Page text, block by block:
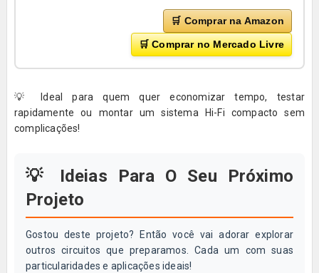
🛒 Comprar na Amazon
🛒 Comprar no Mercado Livre
💡 Ideal para quem quer economizar tempo, testar
rapidamente ou montar um sistema Hi-Fi compacto sem
complicações!
💡 Ideias Para O Seu Próximo
Projeto
Gostou deste projeto? Então você vai adorar explorar
outros circuitos que preparamos. Cada um com suas
particularidades e aplicações ideais!